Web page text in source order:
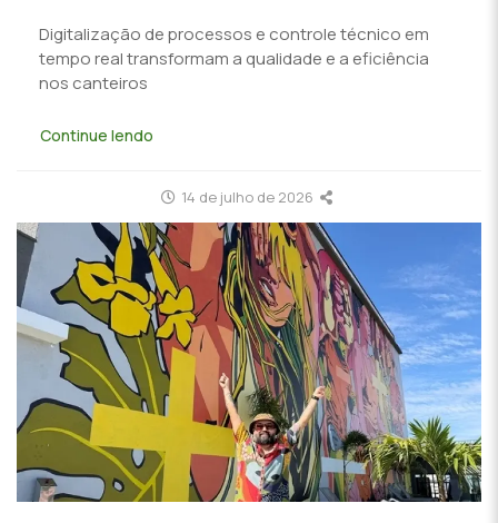
Digitalização de processos e controle técnico em
tempo real transformam a qualidade e a eficiência
nos canteiros
Continue lendo
14 de julho de 2026